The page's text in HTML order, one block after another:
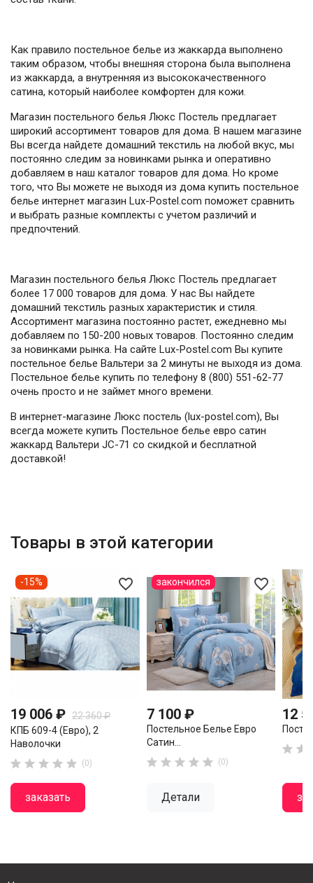
Как правило постельное белье из жаккарда выполнено
таким образом, чтобы внешняя сторона была выполнена
из жаккарда, а внутренняя из высококачественного
сатина, который наиболее комфортен для кожи.
Магазин постельного белья Люкс Постель предлагает
широкий ассортимент товаров для дома. В нашем магазине
Вы всегда найдете домашний текстиль на любой вкус, мы
постоянно следим за новинками рынка и оперативно
добавляем в наш каталог товаров для дома. Но кроме
того, что Вы можете не выходя из дома купить постельное
белье интернет магазин Lux-Postel.com поможет сравнить
и выбрать разные комплекты с учетом различий и
предпочтений.
Магазин постельного белья Люкс Постель предлагает
более 17 000 товаров для дома. У нас Вы найдете
домашний текстиль разных характеристик и стиля.
Ассортимент магазина постоянно растет, ежедневно мы
добавляем по 150-200 новых товаров. Постоянно следим
за новинками рынка. На сайте Lux-Postel.com Вы купите
постельное белье Вальтери за 2 минуты не выходя из дома.
Постельное белье купить по телефону 8 (800) 551-62-77
очень просто и не займет много времени.
В интернет-магазине Люкс постель (lux-postel.com), Вы
всегда можете купить Постельное белье евро сатин
жаккард Вальтери JC-71 со скидкой и бесплатной
доставкой!
Товары в этой категории
favorite_border
19 006 ₽ 22 360 ₽
КПБ 609-4 (евро), 2
Наволочки
     (0)
заказать
-15% favorite_border
7 100 ₽
Постельное Белье Евро
Сатин...
     (0)
Детали
закончился
12
 